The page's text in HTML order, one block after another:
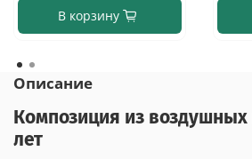
В корзину
Описание
Композиция из
лет